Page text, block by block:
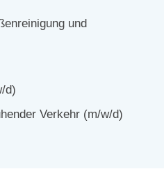
und
d)
Verkehr (m/w/d)